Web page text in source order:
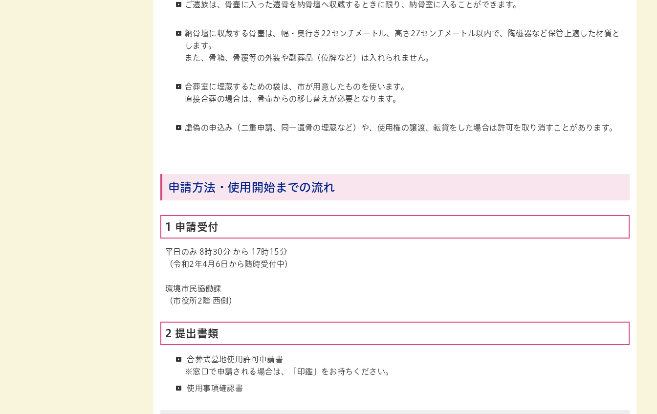
ご遺族は、骨壷に入った遺骨を納骨壇へ収蔵するときに限り、納骨室に入ることができます。
納骨壇に収蔵する骨壷は、幅・奥行き22センチメートル、高さ27センチメートル以内で、陶磁器など保管上適した材質と
します。
また、骨箱、骨覆等の外装や副葬品（位牌など）は入れられません。
合葬室に埋蔵するための袋は、市が用意したものを使います。
直接合葬の場合は、骨壷からの移し替えが必要となります。
虚偽の申込み（二重申請、同一遺骨の埋蔵など）や、使用権の譲渡、転貸をした場合は許可を取り消すことがあります。
申請方法・使用開始までの流れ
1 申請受付
平日のみ 8時30分 から 17時15分
（令和2年4月6日から随時受付中）
環境市民協働課
（市役所2階 西側）
2 提出書類
合葬式墓地使用許可申請書
※窓口で申請される場合は、「印鑑」をお持ちください。
使用事項確認書